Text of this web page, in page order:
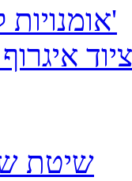
אומנויות לחימה חלק א'
ציוד
שיטת